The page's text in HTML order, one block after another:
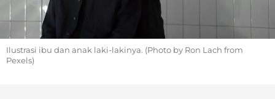
Ilustrasi ibu dan anak laki-lakinya. (Photo by Ron Lach from
Pexels)